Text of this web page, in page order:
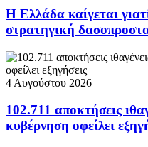
Η Ελλάδα καίγεται
στρατηγική
4 Αυγούστου 2026
102.711 αποκτήσεις
κυβέρνηση οφείλει